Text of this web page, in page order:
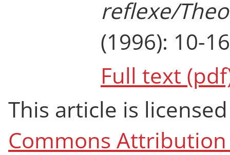
reflexe/
(1996): 10-
Full text
This article is
Commons